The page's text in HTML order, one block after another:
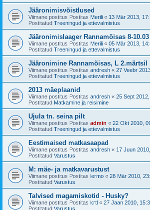
Jääronimisvõistlused
Viimane postitus Postitas Merili « 13 Mär 2013,
Postitatud Treeningud ja ettevalmistus
Jääronimislaager Rannamõisas 8-10.03
Viimane postitus Postitas Merili « 05 Mär 2013,
Postitatud Treeningud ja ettevalmistus
Jääronimine Rannamõisas, L 2.märtsil
Viimane postitus Postitas andresh « 27 Veebr
Postitatud Treeningud ja ettevalmistus
2013 mäeplaanid
Viimane postitus Postitas andresh « 25 Sept
Postitatud Matkamine ja reisimine
Ujula tn. seina pilt
Viimane postitus Postitas admin « 22 Okt 2010,
Postitatud Treeningud ja ettevalmistus
Eestimaised matkasaapad
Viimane postitus Postitas andresh « 17 Juun
Postitatud Varustus
M: mäe- ja matkavarustust
Viimane postitus Postitas lermo « 28 Mär 2010,
Postitatud Varustus
Talvised magamiskotid - Husky?
Viimane postitus Postitas krtl « 27 Jaan 2010,
Postitatud Varustus